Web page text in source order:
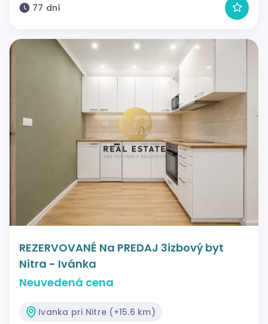
77 dní
REZERVOVANÉ Na PREDAJ 3izbový byt
Nitra - Ivánka
Neuvedená cena
Ivanka pri Nitre (+15.6 km)